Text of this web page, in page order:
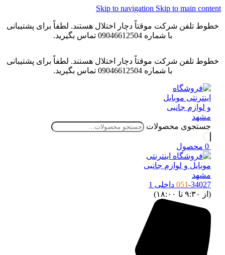
Skip to navigationSkip to main
خطوط تلفن شرکت موقتاً دچار اختلال هستند. لطفاً برای پشتیبانی
با شماره 09046612504 تماس بگیرید.
خطوط تلفن شرکت موقتاً دچار اختلال هستند. لطفاً برای پشتیبانی
با شماره 09046612504 تماس بگیرید.
جستجوی محصولات
محصول
051-34027 داخلی 1
(از ۹:۳۰ تا ۱۸:۰۰)